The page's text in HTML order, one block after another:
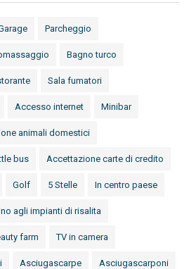
Parcheggio
Bagno turco
Sala fumatori
Accesso internet Minibar
animali domestici
bus Accettazione carte di credito
Golf 5 Stelle In centro paese
agli impianti di risalita
farm TV in camera
Asciugascarpe Asciugascarponi